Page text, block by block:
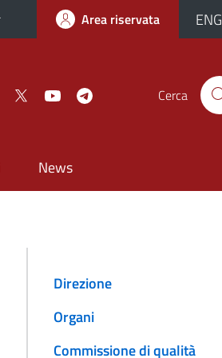
Area riservata ENG
Cerca
News
Direzione
Organi
Commissione di qualità